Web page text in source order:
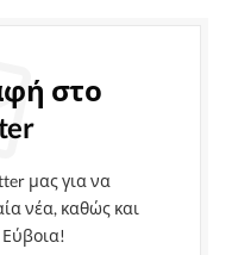
στο
μας για να
νέα, καθώς και